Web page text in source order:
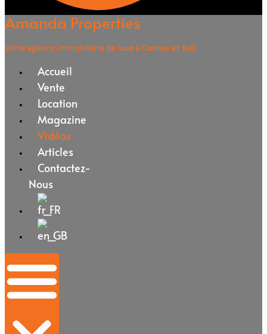
Amanda Properties
Votre agence immobilière de luxe à Cannes et Bali
Accueil
Vente
Location
Magazine
Vidéos
Articles
Contactez-
Nous